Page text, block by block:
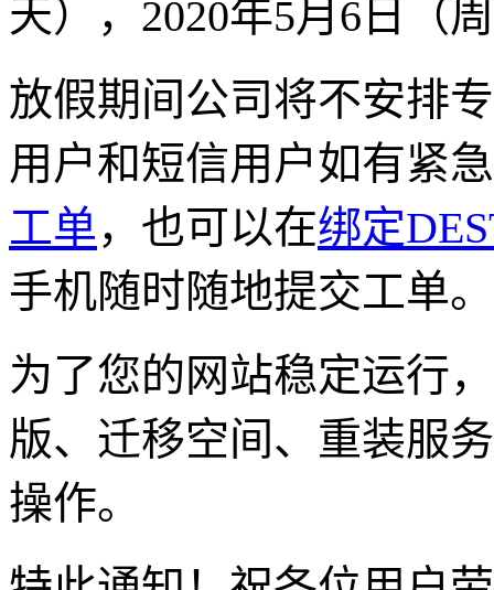
天），2020年5月6日（
放假期间公司将不安排
用户和短信用户如有紧
工单，也可以在绑定
手机随时随地提交工单。
为了您的网站稳定运行
版、迁移空间、重装服
操作。